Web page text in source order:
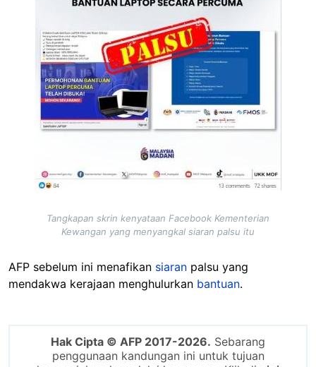
Tangkapan skrin kenyataan Facebook Kementerian
Kewangan yang menyangkal siaran palsu itu
AFP sebelum ini menafikan siaran palsu yang
mendakwa kerajaan menghulurkan bantuan.
Hak Cipta © AFP 2017-2026. Sebarang
penggunaan kandungan ini untuk tujuan